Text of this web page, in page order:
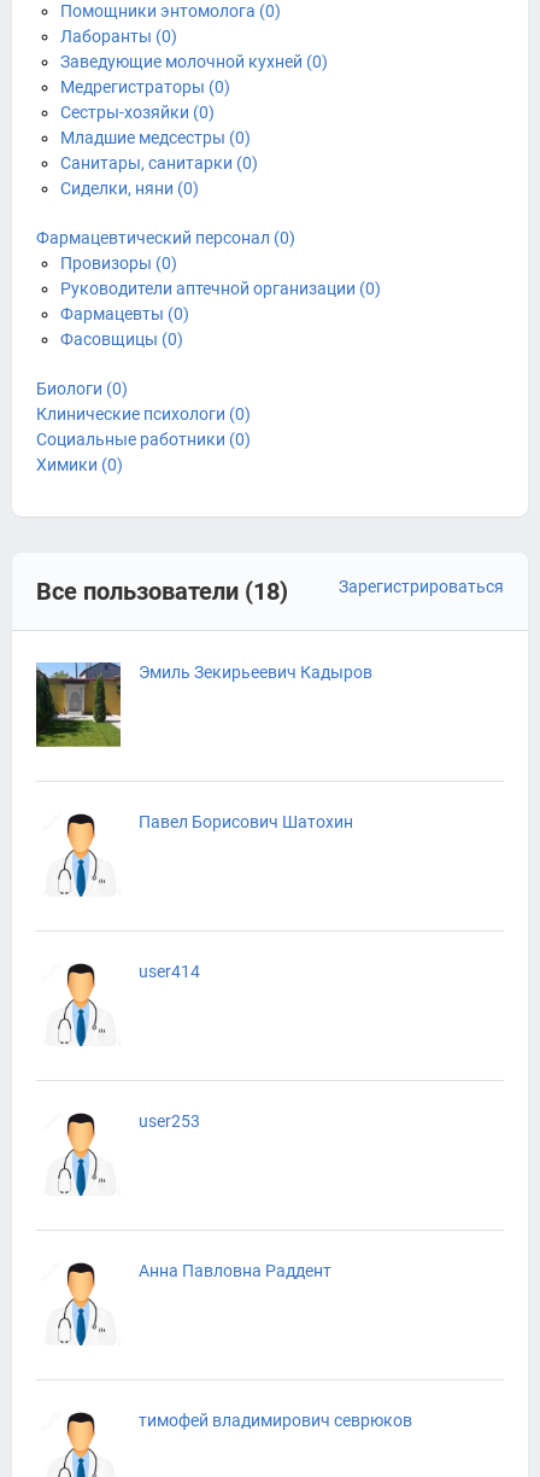
Помощники энтомолога (0)
Лаборанты (0)
Заведующие молочной кухней (0)
Медрегистраторы (0)
Сестры-хозяйки (0)
Младшие медсестры (0)
Санитары, санитарки (0)
Сиделки, няни (0)
Фармацевтический персонал (0)
Провизоры (0)
Руководители аптечной организации (0)
Фармацевты (0)
Фасовщицы (0)
Биологи (0)
Клинические психологи (0)
Социальные работники (0)
Химики (0)
Все пользователи (18) Зарегистрироваться
Эмиль Зекирьеевич Кадыров
Павел Борисович Шатохин
user414
user253
Анна Павловна Раддент
тимофей владимирович севрюков